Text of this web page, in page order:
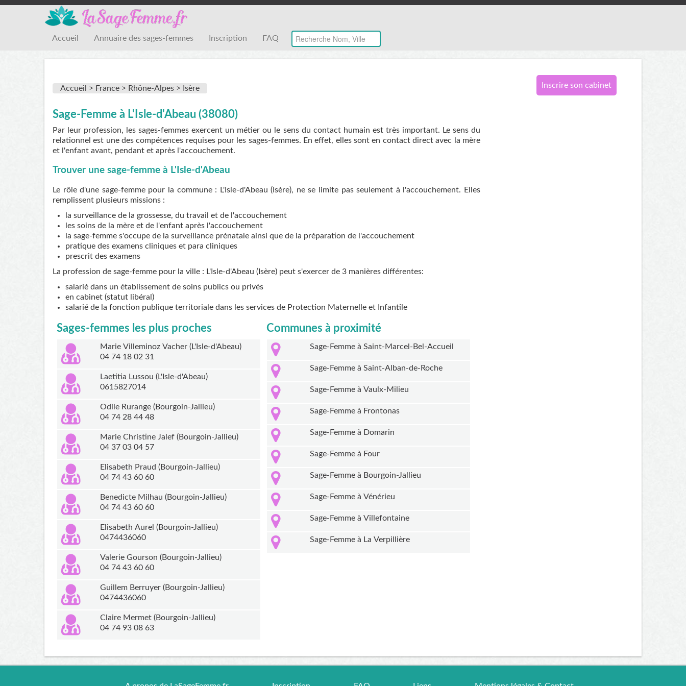
Accueil Annuaire des sages-femmes Inscription FAQ
Accueil > France > Rhône-Alpes > Isère
Sage-Femme à L'Isle-d'Abeau (38080)
Par leur profession, les sages-femmes exercent un métier ou le sens du contact humain est très important. Le sens du
relationnel est une des compétences requises pour les sages-femmes. En effet, elles sont en contact direct avec la mère
et l'enfant avant, pendant et après l'accouchement.
Trouver une sage-femme à L'Isle-d'Abeau
Le rôle d'une sage-femme pour la commune : L'Isle-d'Abeau (Isère), ne se limite pas seulement à l'accouchement. Elles
remplissent plusieurs missions :
la surveillance de la grossesse, du travail et de l'accouchement
les soins de la mère et de l'enfant après l'accouchement
la sage-femme s'occupe de la surveillance prénatale ainsi que de la préparation de l'accouchement
pratique des examens cliniques et para cliniques
prescrit des examens
La profession de sage-femme pour la ville : L'Isle-d'Abeau (Isère) peut s'exercer de 3 manières différentes:
salarié dans un établissement de soins publics ou privés
en cabinet (statut libéral)
salarié de la fonction publique territoriale dans les services de Protection Maternelle et Infantile
Sages-femmes les plus proches
Marie Villeminoz Vacher (L'Isle-d'Abeau)
04 74 18 02 31
Laetitia Lussou (L'Isle-d'Abeau)
0615827014
Odile Rurange (Bourgoin-Jallieu)
04 74 28 44 48
Marie Christine Jalef (Bourgoin-Jallieu)
04 37 03 04 57
Elisabeth Praud (Bourgoin-Jallieu)
04 74 43 60 60
Benedicte Milhau (Bourgoin-Jallieu)
04 74 43 60 60
Elisabeth Aurel (Bourgoin-Jallieu)
0474436060
Valerie Gourson (Bourgoin-Jallieu)
04 74 43 60 60
Guillem Berruyer (Bourgoin-Jallieu)
0474436060
Claire Mermet (Bourgoin-Jallieu)
04 74 93 08 63
Communes à proximité
Sage-Femme à Saint-Marcel-Bel-Accueil
Sage-Femme à Saint-Alban-de-Roche
Sage-Femme à Vaulx-Milieu
Sage-Femme à Frontonas
Sage-Femme à Domarin
Sage-Femme à Four
Sage-Femme à Bourgoin-Jallieu
Sage-Femme à Vénérieu
Sage-Femme à Villefontaine
Sage-Femme à La Verpillière
Inscrire son cabinet